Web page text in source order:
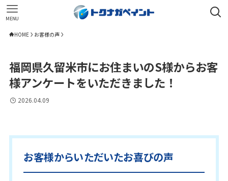
MENU
HOME お客様の声
福岡県久留米市にお住まいのS様からお客
様アンケートをいただきました！
2026.04.09
お客様からいただいたお喜びの声